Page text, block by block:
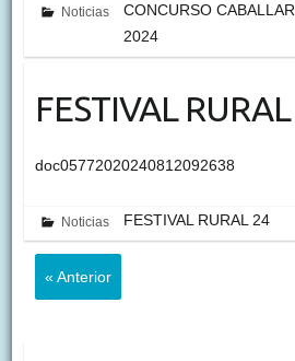
Noticias
CONCURSO
2024
FESTIVAL
doc05772020240812092638
Noticias FESTIVAL RURAL 24
« Anterior